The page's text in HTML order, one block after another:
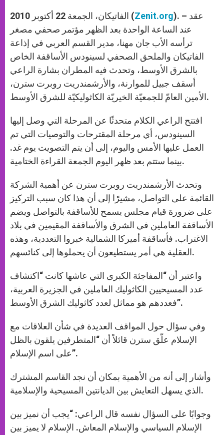
الفاتيكان، الجمعة 22 أكتوبر 2010 (Zenit.org). – عقد
عند الساعة الواحدة بعد الظهر مؤتمر صحفي مصغر
ترأسه الأب جان مهنا، مدير القسم العربي في إذاعة
الفاتيكان والملحق الصحفي لسينودس الأساقفة الخاص
بالشرق الأوسط، وتحدث فيه المطران بشارة الراعي
أسقف جبيل للموارنة، والأرشمندريت روبرت سترن،
الأمين العامّ للجمعيّة الخيريّة الكاثوليكيّة للشرق الأوسط.
افتتح الراعي الكلام متحدثًا عن المرحلة التي وصل إليها
السينودس، أي مرحلة المقترحات والتوصيات التي تم
العمل عليها الأمس واليوم، إلى أن يتم التصويت يوم غد.
بينما ستتم بعد ظهر اليوم الجمعة القراءة الختامية.
وتحدث الأرشمندريت روبرت سترن عن أهمية الشركة
القائمة على التواصل، مشيرًا إلى أن هذا كان سبب التركيز
على ضرورة قيام مجلس يسمح للأساقفة بالتواصل ويضم
الأساقفة العاملين في الشرق والأساقفة المقيمين في بلاد
الاغتراب. فأساقفة أميركا الشمالية خبروا التعددية، وهذه
العقلية هي أمر يستطيعون أن يحملوها إلى كنائسهم.
واعتبر أن “المفاجئة الكبرى التي عاشها كانت “اكتشاف
عدد المسيحيين الكاثوليك العاملين في الجزيرة العربية،
فعددهم هو مماثل لعدد كاثوليك الشرق الأوسط”.
وفي سؤال حول المواقف العديدة في شأن العلاقات مع
الإسلام علّق سترن قائلاً أن “المتطرفين يلقون بالظل
على اسم الإسلام”.
وأشار إلى أنه من الأهمية بمكان أن نجد القاسم المشترك
الذي يسهل التعايش بين الديانتين المسيحية والإسلامية.
وجوابًا على السؤال نفسه قال الراعي: “يجب أن نميز بين
الإسلام السياسي والإسلام المعاش. الإسلام لا يميز بين